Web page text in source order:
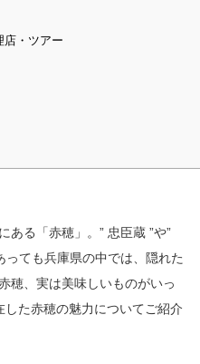
店・ツアー
ある「赤穂」。” 忠臣蔵 ”や”
っても兵庫県の中では、隠れた
穂、実は美味しいものがいっ
た赤穂の魅力についてご紹介